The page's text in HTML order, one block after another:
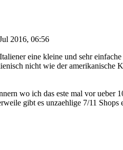
2016, 06:56
eine kleine und sehr
nicht wie der amerikanische
wo ich das este mal vor ueber
gibt es unzaehlige 7/11